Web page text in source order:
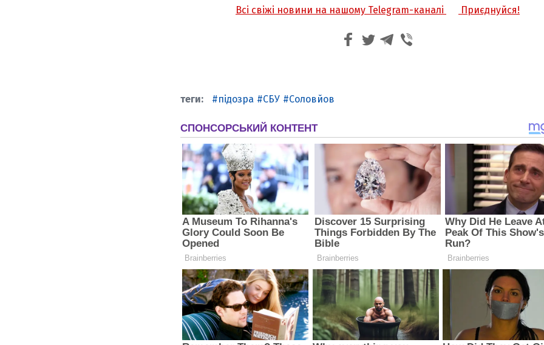
Всі свіжі новини на нашому Telegram-каналі Приєднуйся!
підозра СБУ Соловйов
З'явилося відео знищеного ворожого